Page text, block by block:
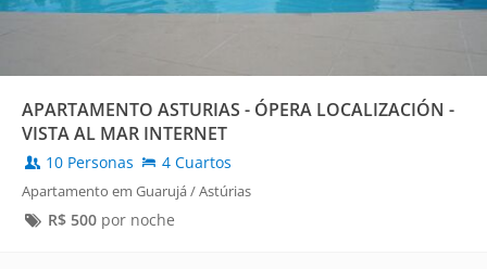
APARTAMENTO ASTURIAS - ÓPERA LOCALIZACIÓN -
VISTA AL MAR INTERNET
10 Personas 4 Cuartos
Apartamento em Guarujá / Astúrias
R$ 500por noche